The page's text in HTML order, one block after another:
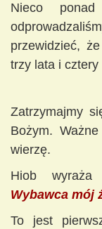
Nieco
przewidzieć,
trzy lata i cztery
Zatrzymajmy
Bożym.
wierzę.
Hiob wyraża
Wybawca mój
To jest